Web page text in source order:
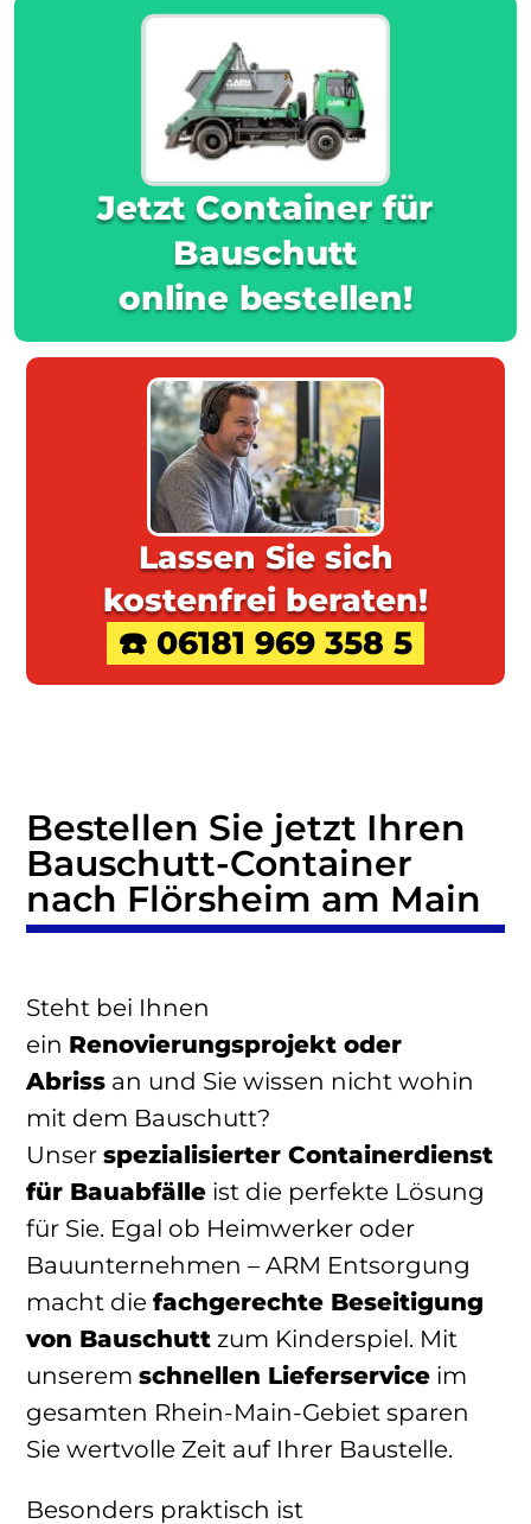
Jetzt Container für
Bauschutt
online bestellen!
Lassen Sie sich
kostenfrei beraten!
☎️ 06181 969 358 5
Bestellen Sie jetzt Ihren
Bauschutt-Container
nach Flörsheim am Main
Steht bei Ihnen
ein Renovierungsprojekt oder
Abriss an und Sie wissen nicht wohin
mit dem Bauschutt?
Unser spezialisierter Containerdienst
für Bauabfälle ist die perfekte Lösung
für Sie. Egal ob Heimwerker oder
Bauunternehmen – ARM Entsorgung
macht die fachgerechte Beseitigung
von Bauschutt zum Kinderspiel. Mit
unserem schnellen Lieferservice im
gesamten Rhein-Main-Gebiet sparen
Sie wertvolle Zeit auf Ihrer Baustelle.
Besonders praktisch ist